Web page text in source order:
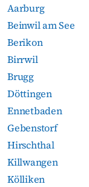
Aarburg
Beinwil am See
Berikon
Birrwil
Brugg
Döttingen
Ennetbaden
Gebenstorf
Hirschthal
Killwangen
Kölliken